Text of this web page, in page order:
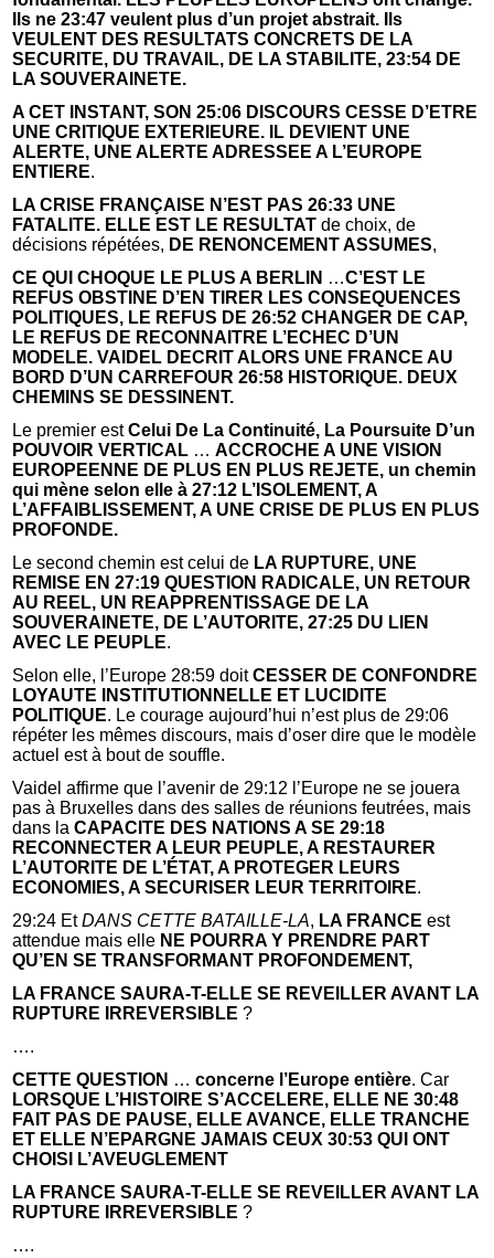
Ils ne 23:47 veulent plus d’un projet abstrait. Ils
VEULENT DES RESULTATS CONCRETS DE LA
SECURITE, DU TRAVAIL, DE LA STABILITE, 23:54 DE
LA SOUVERAINETE.
A CET INSTANT, SON 25:06 DISCOURS CESSE D’ETRE
UNE CRITIQUE EXTERIEURE. IL DEVIENT UNE
ALERTE, UNE ALERTE ADRESSEE A L’EUROPE
ENTIERE.
LA CRISE FRANÇAISE N’EST PAS 26:33 UNE
FATALITE. ELLE EST LE RESULTATde choix, de
décisions répétées, DE RENONCEMENT ASSUMES,
CE QUI CHOQUE LE PLUS A BERLIN …C’EST LE
REFUS OBSTINE D’EN TIRER LES CONSEQUENCES
POLITIQUES, LE REFUS DE 26:52 CHANGER DE CAP,
LE REFUS DE RECONNAITRE L’ECHEC D’UN
MODELE. VAIDEL DECRIT ALORS UNE FRANCE AU
BORD D’UN CARREFOUR 26:58 HISTORIQUE. DEUX
CHEMINS SE DESSINENT.
Le premier estCelui De La Continuité, La Poursuite D’un
POUVOIR VERTICAL …ACCROCHE A UNE VISION
EUROPEENNE DE PLUS EN PLUS REJETE, un chemin
qui mène selon elle à 27:12 L’ISOLEMENT, A
L’AFFAIBLISSEMENT, A UNE CRISE DE PLUS EN PLUS
PROFONDE.
Le second chemin est celui de LA RUPTURE, UNE
REMISE EN 27:19 QUESTION RADICALE, UN RETOUR
AU REEL, UN REAPPRENTISSAGE DE LA
SOUVERAINETE, DE L’AUTORITE, 27:25 DU LIEN
AVEC LE PEUPLE.
Selon elle, l’Europe 28:59 doitCESSER DE CONFONDRE
LOYAUTE INSTITUTIONNELLE ET LUCIDITE
POLITIQUE. Le courage aujourd’hui n’est plus de 29:06
répéter les mêmes discours, mais d’oser dire que le modèle
actuel est à bout de souffle.
Vaidel affirme que l’avenir de 29:12 l’Europe ne se jouera
pas à Bruxelles dans des salles de réunions feutrées, mais
dans laCAPACITE DES NATIONS A SE 29:18
RECONNECTER A LEUR PEUPLE, A RESTAURER
L’AUTORITE DE L’ÉTAT, A PROTEGER LEURS
ECONOMIES, A SECURISER LEUR TERRITOIRE.
29:24 EtDANS CETTE BATAILLE-LA, LA FRANCE est
attendue mais elle NE POURRA Y PRENDRE PART
QU’EN SE TRANSFORMANT PROFONDEMENT,
LA FRANCE SAURA-T-ELLE SE REVEILLER AVANT LA
RUPTURE IRREVERSIBLE ?
….
CETTE QUESTION …concerne l’Europe entière. Car
LORSQUE L’HISTOIRE S’ACCELERE, ELLE NE 30:48
FAIT PAS DE PAUSE, ELLE AVANCE, ELLE TRANCHE
ET ELLE N’EPARGNE JAMAIS CEUX 30:53 QUI ONT
CHOISI L’AVEUGLEMENT
LA FRANCE SAURA-T-ELLE SE REVEILLER AVANT LA
RUPTURE IRREVERSIBLE ?
….